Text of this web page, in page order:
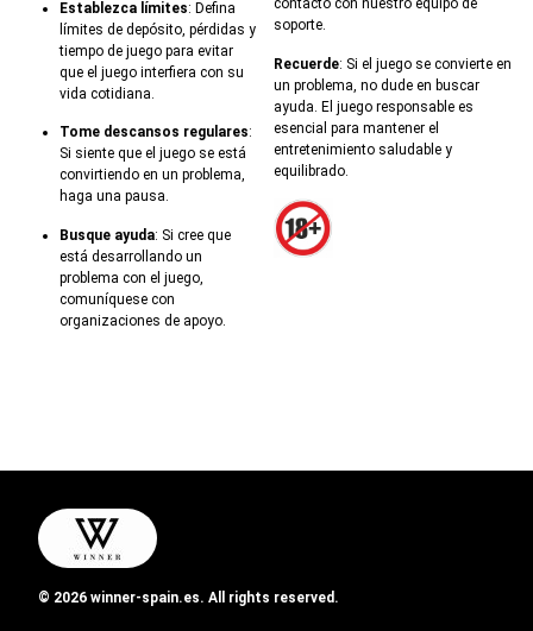
Establezca límites: Defina
límites de depósito, pérdidas y
tiempo de juego para evitar
que el juego interfiera con su
vida cotidiana.
Tome descansos regulares:
Si siente que el juego se está
convirtiendo en un problema,
haga una pausa.
Busque ayuda: Si cree que
está desarrollando un
problema con el juego,
comuníquese con
organizaciones de apoyo.
contacto con nuestro equipo de
soporte.
Recuerde: Si el juego se convierte en
un problema, no dude en buscar
ayuda. El juego responsable es
esencial para mantener el
entretenimiento saludable y
equilibrado.
© 2026 winner-spain.es. All rights reserved.